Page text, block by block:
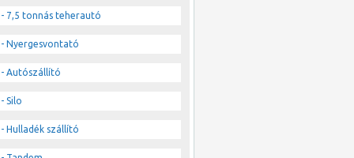
- 7,5 tonnás teherautó
- Nyergesvontató
- Autószállító
- Silo
- Hulladék szállító